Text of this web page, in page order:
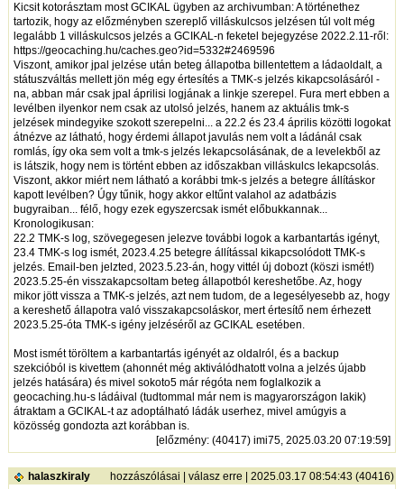
Kicsit kotorásztam most GCIKAL ügyben az archivumban: A történethez
tartozik, hogy az előzményben szereplő villáskulcsos jelzésen túl volt még
legalább 1 villáskulcsos jelzés a GCIKAL-n feketel bejegyzése 2022.2.11-ről:
https://geocaching.hu/caches.geo?id=5332#2469596
Viszont, amikor jpal jelzése után beteg állapotba billentettem a ládaoldalt, a
státuszváltás mellett jön még egy értesítés a TMK-s jelzés kikapcsolásáról -
na, abban már csak jpal áprilisi logjának a linkje szerepel. Fura mert ebben a
levélben ilyenkor nem csak az utolsó jelzés, hanem az aktuális tmk-s
jelzések mindegyike szokott szerepelni... a 22.2 és 23.4 április közötti logokat
átnézve az látható, hogy érdemi állapot javulás nem volt a ládánál csak
romlás, így oka sem volt a tmk-s jelzés lekapcsolásának, de a levelekből az
is látszik, hogy nem is történt ebben az időszakban villáskulcs lekapcsolás.
Viszont, akkor miért nem látható a korábbi tmk-s jelzés a betegre állításkor
kapott levélben? Úgy tűnik, hogy akkor eltűnt valahol az adatbázis
bugyraiban... félő, hogy ezek egyszercsak ismét előbukkannak...
Kronologikusan:
22.2 TMK-s log, szövegegesen jelezve további logok a karbantartás igényt,
23.4 TMK-s log ismét, 2023.4.25 betegre állítással kikapcsolódott TMK-s
jelzés. Email-ben jelzted, 2023.5.23-án, hogy vittél új dobozt (köszi ismét!)
2023.5.25-én visszakapcsoltam beteg állapotból kereshetőbe. Az, hogy
mikor jött vissza a TMK-s jelzés, azt nem tudom, de a legesélyesebb az, hogy
a kereshető állapotra való visszakapcsoláskor, mert értesítő nem érhezett
2023.5.25-óta TMK-s igény jelzéséről az GCIKAL esetében.
Most ismét töröltem a karbantartás igényét az oldalról, és a backup
szekcióból is kivettem (ahonnét még aktiválódhatott volna a jelzés újabb
jelzés hatására) és mivel sokoto5 már régóta nem foglalkozik a
geocaching.hu-s ládáival (tudtommal már nem is magyarországon lakik)
átraktam a GCIKAL-t az adoptálható ládák userhez, mivel amúgyis a
közösség gondozta azt korábban is.
[előzmény: (40417) imi75, 2025.03.20 07:19:59]
halaszkiraly hozzászólásai |válasz erre | 2025.03.17 08:54:43 (40416)